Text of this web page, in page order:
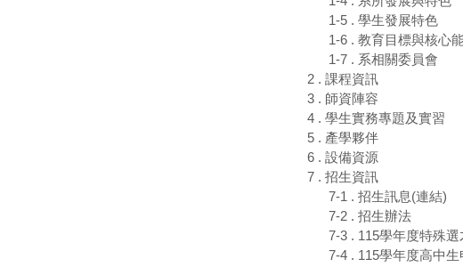
1-5 . 學生發展特色
1-6 . 教育目標與核心
1-7 . 系相關委員會
2 . 課程資訊
3 . 師資陣容
4 . 學生實務專題及實習
5 . 產學夥伴
6 . 設備資源
7 . 招生資訊
7-1 . 招生訊息(連結)
7-2 . 招生辦法
7-3 . 115學年度特殊
7-4 . 115學年度高中